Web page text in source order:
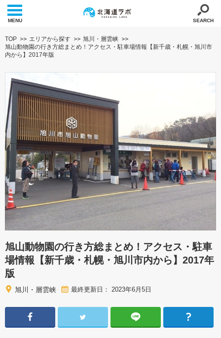
MENU SEARCH
TOP エリアから探す
旭川・層雲峡
旭山動物園の行き方総まとめ！アクセス・駐車場情報【新千歳・札幌・旭川市
内から】2017年版
旭山動物園の行き方総まとめ！アクセス・駐車
場情報【新千歳・札幌・旭川市内から】2017年
版
旭川・層雲峡 最終更新日： 2023年6月5日